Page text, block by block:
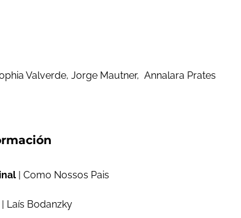
Valverde, Jorge Mautner, Annalara Prates
| Como Nossos Pais
| Laís Bodanzky